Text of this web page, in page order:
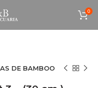
0
DE BAMBOO